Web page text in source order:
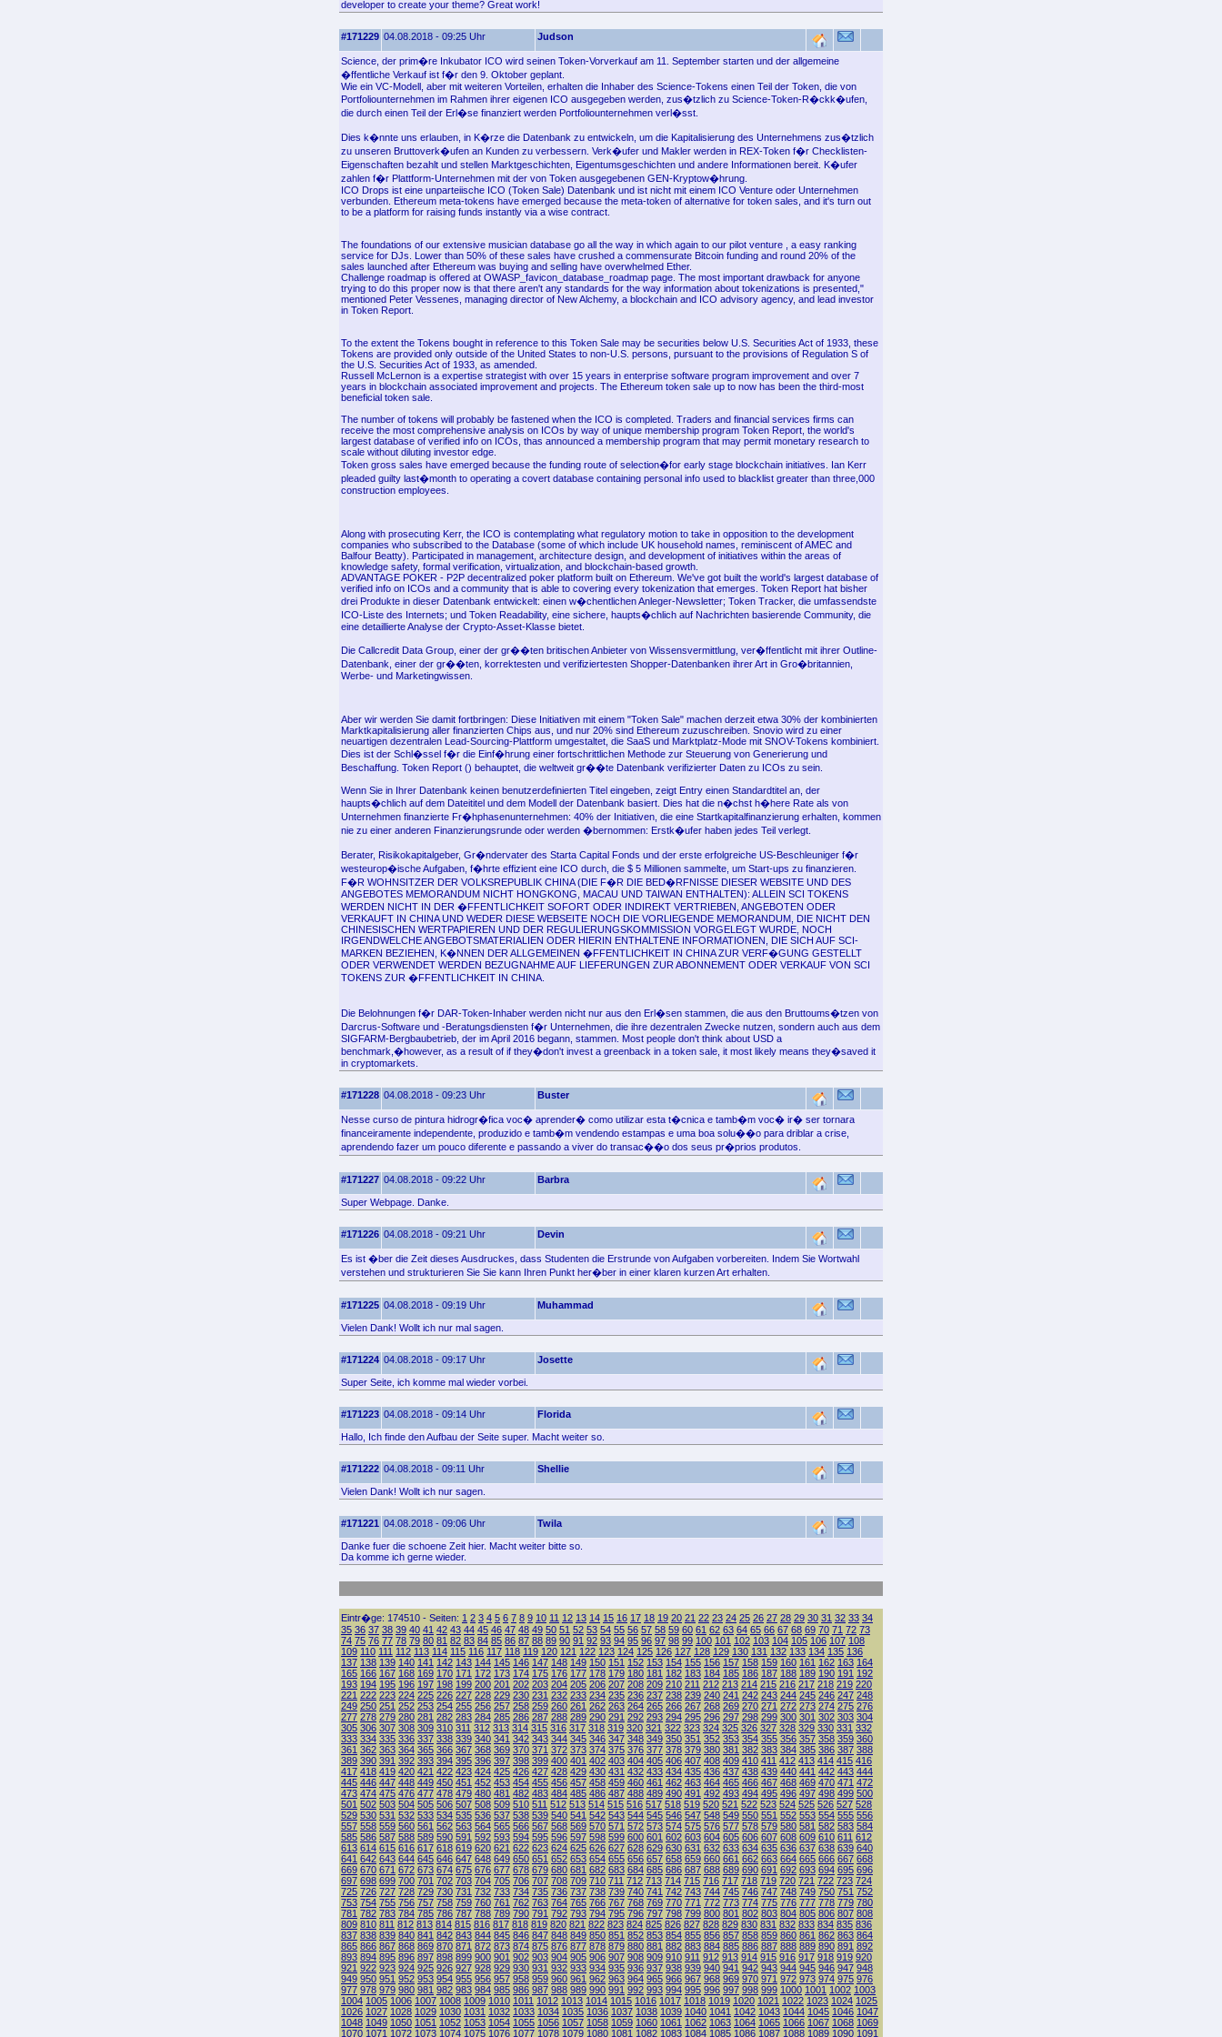
developer to create your theme? Great work!
#171229 04.08.2018 - 09:25 Uhr Judson
Science, der prim�re Inkubator ICO wird seinen Token-Vorverkauf am 11. September starten und der allgemeine
�ffentliche Verkauf ist f�r den 9. Oktober geplant.
Wie ein VC-Modell, aber mit weiteren Vorteilen, erhalten die Inhaber des Science-Tokens einen Teil der Token, die von
Portfoliounternehmen im Rahmen ihrer eigenen ICO ausgegeben werden, zus�tzlich zu Science-Token-R�ckk�ufen,
die durch einen Teil der Erl�se finanziert werden Portfoliounternehmen verl�sst.
Dies k�nnte uns erlauben, in K�rze die Datenbank zu entwickeln, um die Kapitalisierung des Unternehmens zus�tzlich
zu unseren Bruttoverk�ufen an Kunden zu verbessern. Verk�ufer und Makler werden in REX-Token f�r Checklisten-
Eigenschaften bezahlt und stellen Marktgeschichten, Eigentumsgeschichten und andere Informationen bereit. K�ufer
zahlen f�r Plattform-Unternehmen mit der von Token ausgegebenen GEN-Kryptow�hrung.
ICO Drops ist eine unparteiische ICO (Token Sale) Datenbank und ist nicht mit einem ICO Venture oder Unternehmen
verbunden. Ethereum meta-tokens have emerged because the meta-token of alternative for token sales, and it's turn out
to be a platform for raising funds instantly via a wise contract.
The foundations of our extensive musician database go all the way in which again to our pilot venture , a easy ranking
service for DJs. Lower than 50% of these sales have crushed a commensurate Bitcoin funding and round 20% of the
sales launched after Ethereum was buying and selling have overwhelmed Ether.
Challenge roadmap is offered at OWASP_favicon_database_roadmap page. The most important drawback for anyone
trying to do this proper now is that there aren't any standards for the way information about tokenizations is presented,"
mentioned Peter Vessenes, managing director of New Alchemy, a blockchain and ICO advisory agency, and lead investor
in Token Report.
To the extent the Tokens bought in reference to this Token Sale may be securities below U.S. Securities Act of 1933, these
Tokens are provided only outside of the United States to non-U.S. persons, pursuant to the provisions of Regulation S of
the U.S. Securities Act of 1933, as amended.
Russell McLernon is a expertise strategist with over 15 years in enterprise software program improvement and over 7
years in blockchain associated improvement and projects. The Ethereum token sale up to now has been the third-most
beneficial token sale.
The number of tokens will probably be fastened when the ICO is completed. Traders and financial services firms can
receive the most comprehensive analysis on ICOs by way of unique membership program Token Report, the world's
largest database of verified info on ICOs, thas announced a membership program that may permit monetary research to
scale without diluting investor edge.
Token gross sales have emerged because the funding route of selection�for early stage blockchain initiatives. Ian Kerr
pleaded guilty last�month to operating a covert database containing personal info used to blacklist greater than three,000
construction employees.
Along with prosecuting Kerr, the ICO is contemplating what regulatory motion to take in opposition to the development
companies who subscribed to the Database (some of which include UK household names, reminiscent of AMEC and
Balfour Beatty). Participated in management, architecture design, and development of initiatives within the areas of
knowledge safety, formal verification, virtualization, and blockchain-based growth.
ADVANTAGE POKER - P2P decentralized poker platform built on Ethereum. We've got built the world's largest database of
verified info on ICOs and a community that is able to covering every tokenization that emerges. Token Report hat bisher
drei Produkte in dieser Datenbank entwickelt: einen w�chentlichen Anleger-Newsletter; Token Tracker, die umfassendste
ICO-Liste des Internets; und Token Readability, eine sichere, haupts�chlich auf Nachrichten basierende Community, die
eine detaillierte Analyse der Crypto-Asset-Klasse bietet.
Die Callcredit Data Group, einer der gr��ten britischen Anbieter von Wissensvermittlung, ver�ffentlicht mit ihrer Outline-
Datenbank, einer der gr��ten, korrektesten und verifiziertesten Shopper-Datenbanken ihrer Art in Gro�britannien,
Werbe- und Marketingwissen.
Aber wir werden Sie damit fortbringen: Diese Initiativen mit einem "Token Sale" machen derzeit etwa 30% der kombinierten
Marktkapitalisierung aller finanzierten Chips aus, und nur 20% sind Ethereum zuzuschreiben. Snovio wird zu einer
neuartigen dezentralen Lead-Sourcing-Plattform umgestaltet, die SaaS und Marktplatz-Mode mit SNOV-Tokens kombiniert.
Dies ist der Schl�ssel f�r die Einf�hrung einer fortschrittlichen Methode zur Steuerung von Generierung und
Beschaffung. Token Report () behauptet, die weltweit gr��te Datenbank verifizierter Daten zu ICOs zu sein.
Wenn Sie in Ihrer Datenbank keinen benutzerdefinierten Titel eingeben, zeigt Entry einen Standardtitel an, der
haupts�chlich auf dem Dateititel und dem Modell der Datenbank basiert. Dies hat die n�chst h�here Rate als von
Unternehmen finanzierte Fr�hphasenunternehmen: 40% der Initiativen, die eine Startkapitalfinanzierung erhalten, kommen
nie zu einer anderen Finanzierungsrunde oder werden �bernommen: Erstk�ufer haben jedes Teil verlegt.
Berater, Risikokapitalgeber, Gr�ndervater des Starta Capital Fonds und der erste erfolgreiche US-Beschleuniger f�r
westeurop�ische Aufgaben, f�hrte effizient eine ICO durch, die $ 5 Millionen sammelte, um Start-ups zu finanzieren.
F�R WOHNSITZER DER VOLKSREPUBLIK CHINA (DIE F�R DIE BED�RFNISSE DIESER WEBSITE UND DES
ANGEBOTES MEMORANDUM NICHT HONGKONG, MACAU UND TAIWAN ENTHALTEN): ALLEIN SCI TOKENS
WERDEN NICHT IN DER �FFENTLICHKEIT SOFORT ODER INDIREKT VERTRIEBEN, ANGEBOTEN ODER
VERKAUFT IN CHINA UND WEDER DIESE WEBSEITE NOCH DIE VORLIEGENDE MEMORANDUM, DIE NICHT DEN
CHINESISCHEN WERTPAPIEREN UND DER REGULIERUNGSKOMMISSION VORGELEGT WURDE, NOCH
IRGENDWELCHE ANGEBOTSMATERIALIEN ODER HIERIN ENTHALTENE INFORMATIONEN, DIE SICH AUF SCI-
MARKEN BEZIEHEN, K�NNEN DER ALLGEMEINEN �FFENTLICHKEIT IN CHINA ZUR VERF�GUNG GESTELLT
ODER VERWENDET WERDEN BEZUGNAHME AUF LIEFERUNGEN ZUR ABONNEMENT ODER VERKAUF VON SCI
TOKENS ZUR �FFENTLICHKEIT IN CHINA.
Die Belohnungen f�r DAR-Token-Inhaber werden nicht nur aus den Erl�sen stammen, die aus den Bruttoums�tzen von
Darcrus-Software und -Beratungsdiensten f�r Unternehmen, die ihre dezentralen Zwecke nutzen, sondern auch aus dem
SIGFARM-Bergbaubetrieb, der im April 2016 begann, stammen. Most people don't think about USD a
benchmark,�however, as a result of if they�don't invest a greenback in a token sale, it most likely means they�saved it
in cryptomarkets.
#171228 04.08.2018 - 09:23 Uhr Buster
Nesse curso de pintura hidrogr�fica voc� aprender� como utilizar esta t�cnica e tamb�m voc� ir� ser tornara
financeiramente independente, produzido e tamb�m vendendo estampas e uma boa solu��o para driblar a crise,
aprendendo fazer um pouco diferente e passando a viver do transac��o dos seus pr�prios produtos.
#171227 04.08.2018 - 09:22 Uhr Barbra
Super Webpage. Danke.
#171226 04.08.2018 - 09:21 Uhr Devin
Es ist �ber die Zeit dieses Ausdruckes, dass Studenten die Erstrunde von Aufgaben vorbereiten. Indem Sie Wortwahl
verstehen und strukturieren Sie Sie kann Ihren Punkt her�ber in einer klaren kurzen Art erhalten.
#171225 04.08.2018 - 09:19 Uhr Muhammad
Vielen Dank! Wollt ich nur mal sagen.
#171224 04.08.2018 - 09:17 Uhr Josette
Super Seite, ich komme mal wieder vorbei.
#171223 04.08.2018 - 09:14 Uhr Florida
Hallo, Ich finde den Aufbau der Seite super. Macht weiter so.
#171222 04.08.2018 - 09:11 Uhr Shellie
Vielen Dank! Wollt ich nur sagen.
#171221 04.08.2018 - 09:06 Uhr Twila
Danke fuer die schoene Zeit hier. Macht weiter bitte so.
Da komme ich gerne wieder.
Eintr�ge: 174510 - Seiten: 1 2 3 4 5 6 7 8 9 10 11 12 13 14 15 16 17 18 19 20 21 22 23 24 25 26 27 28 29 30 31 32 33 34
35 36 37 38 39 40 41 42 43 44 45 46 47 48 49 50 51 52 53 54 55 56 57 58 59 60 61 62 63 64 65 66 67 68 69 70 71 72 73
74 75 76 77 78 79 80 81 82 83 84 85 86 87 88 89 90 91 92 93 94 95 96 97 98 99 100 101 102 103 104 105 106 107 108
109 110 111 112 113 114 115 116 117 118 119 120 121 122 123 124 125 126 127 128 129 130 131 132 133 134 135 136
137 138 139 140 141 142 143 144 145 146 147 148 149 150 151 152 153 154 155 156 157 158 159 160 161 162 163 164
165 166 167 168 169 170 171 172 173 174 175 176 177 178 179 180 181 182 183 184 185 186 187 188 189 190 191 192
193 194 195 196 197 198 199 200 201 202 203 204 205 206 207 208 209 210 211 212 213 214 215 216 217 218 219 220
221 222 223 224 225 226 227 228 229 230 231 232 233 234 235 236 237 238 239 240 241 242 243 244 245 246 247 248
249 250 251 252 253 254 255 256 257 258 259 260 261 262 263 264 265 266 267 268 269 270 271 272 273 274 275 276
277 278 279 280 281 282 283 284 285 286 287 288 289 290 291 292 293 294 295 296 297 298 299 300 301 302 303 304
305 306 307 308 309 310 311 312 313 314 315 316 317 318 319 320 321 322 323 324 325 326 327 328 329 330 331 332
333 334 335 336 337 338 339 340 341 342 343 344 345 346 347 348 349 350 351 352 353 354 355 356 357 358 359 360
361 362 363 364 365 366 367 368 369 370 371 372 373 374 375 376 377 378 379 380 381 382 383 384 385 386 387 388
389 390 391 392 393 394 395 396 397 398 399 400 401 402 403 404 405 406 407 408 409 410 411 412 413 414 415 416
417 418 419 420 421 422 423 424 425 426 427 428 429 430 431 432 433 434 435 436 437 438 439 440 441 442 443 444
445 446 447 448 449 450 451 452 453 454 455 456 457 458 459 460 461 462 463 464 465 466 467 468 469 470 471 472
473 474 475 476 477 478 479 480 481 482 483 484 485 486 487 488 489 490 491 492 493 494 495 496 497 498 499 500
501 502 503 504 505 506 507 508 509 510 511 512 513 514 515 516 517 518 519 520 521 522 523 524 525 526 527 528
529 530 531 532 533 534 535 536 537 538 539 540 541 542 543 544 545 546 547 548 549 550 551 552 553 554 555 556
557 558 559 560 561 562 563 564 565 566 567 568 569 570 571 572 573 574 575 576 577 578 579 580 581 582 583 584
585 586 587 588 589 590 591 592 593 594 595 596 597 598 599 600 601 602 603 604 605 606 607 608 609 610 611 612
613 614 615 616 617 618 619 620 621 622 623 624 625 626 627 628 629 630 631 632 633 634 635 636 637 638 639 640
641 642 643 644 645 646 647 648 649 650 651 652 653 654 655 656 657 658 659 660 661 662 663 664 665 666 667 668
669 670 671 672 673 674 675 676 677 678 679 680 681 682 683 684 685 686 687 688 689 690 691 692 693 694 695 696
697 698 699 700 701 702 703 704 705 706 707 708 709 710 711 712 713 714 715 716 717 718 719 720 721 722 723 724
725 726 727 728 729 730 731 732 733 734 735 736 737 738 739 740 741 742 743 744 745 746 747 748 749 750 751 752
753 754 755 756 757 758 759 760 761 762 763 764 765 766 767 768 769 770 771 772 773 774 775 776 777 778 779 780
781 782 783 784 785 786 787 788 789 790 791 792 793 794 795 796 797 798 799 800 801 802 803 804 805 806 807 808
809 810 811 812 813 814 815 816 817 818 819 820 821 822 823 824 825 826 827 828 829 830 831 832 833 834 835 836
837 838 839 840 841 842 843 844 845 846 847 848 849 850 851 852 853 854 855 856 857 858 859 860 861 862 863 864
865 866 867 868 869 870 871 872 873 874 875 876 877 878 879 880 881 882 883 884 885 886 887 888 889 890 891 892
893 894 895 896 897 898 899 900 901 902 903 904 905 906 907 908 909 910 911 912 913 914 915 916 917 918 919 920
921 922 923 924 925 926 927 928 929 930 931 932 933 934 935 936 937 938 939 940 941 942 943 944 945 946 947 948
949 950 951 952 953 954 955 956 957 958 959 960 961 962 963 964 965 966 967 968 969 970 971 972 973 974 975 976
977 978 979 980 981 982 983 984 985 986 987 988 989 990 991 992 993 994 995 996 997 998 999 1000 1001 1002 1003
1004 1005 1006 1007 1008 1009 1010 1011 1012 1013 1014 1015 1016 1017 1018 1019 1020 1021 1022 1023 1024 1025
1026 1027 1028 1029 1030 1031 1032 1033 1034 1035 1036 1037 1038 1039 1040 1041 1042 1043 1044 1045 1046 1047
1048 1049 1050 1051 1052 1053 1054 1055 1056 1057 1058 1059 1060 1061 1062 1063 1064 1065 1066 1067 1068 1069
1070 1071 1072 1073 1074 1075 1076 1077 1078 1079 1080 1081 1082 1083 1084 1085 1086 1087 1088 1089 1090 1091